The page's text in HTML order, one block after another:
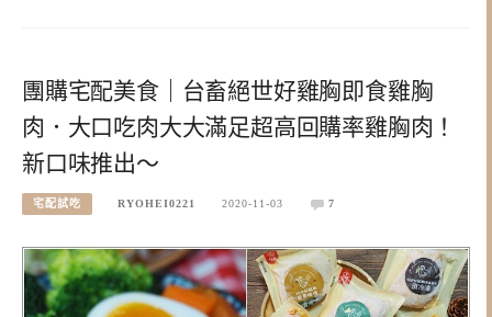
團購宅配美食｜台畜絕世好雞胸即食雞胸
肉．大口吃肉大大滿足超高回購率雞胸肉！
新口味推出～
宅配試吃 RYOHEI0221 2020-11-03 7